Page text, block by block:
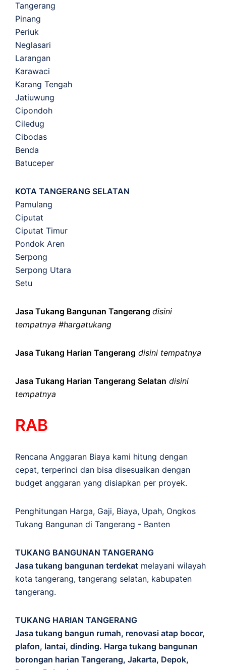
Tangerang
Pinang
Periuk
Neglasari
Larangan
Karawaci
Karang Tengah
Jatiuwung
Cipondoh
Ciledug
Cibodas
Benda
Batuceper
KOTA TANGERANG SELATAN
Pamulang
Ciputat
Ciputat Timur
Pondok Aren
Serpong
Serpong Utara
Setu
Jasa Tukang Bangunan Tangerang disini
tempatnya #hargatukang
Jasa Tukang Harian Tangerang disini tempatnya
Jasa Tukang Harian Tangerang Selatan disini
tempatnya
RAB
Rencana Anggaran Biaya kami hitung dengan
cepat, terperinci dan bisa disesuaikan dengan
budget anggaran yang disiapkan per proyek.
Penghitungan Harga, Gaji, Biaya, Upah, Ongkos
Tukang Bangunan di Tangerang - Banten
TUKANG BANGUNAN TANGERANG
Jasa tukang bangunan terdekat melayani wilayah
kota tangerang, tangerang selatan, kabupaten
tangerang.
TUKANG HARIAN TANGERANG
Jasa tukang bangun rumah, renovasi atap bocor,
plafon, lantai, dinding. Harga tukang bangunan
borongan harian Tangerang, Jakarta, Depok,